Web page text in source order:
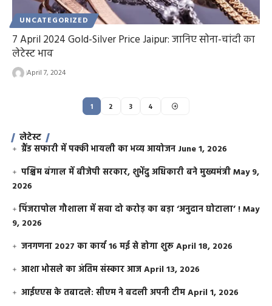
UNCATEGORIZED
7 April 2024 Gold-Silver Price Jaipur: जानिए सोना-चांदी का
लेटेस्ट भाव
April 7, 2024
1 2 3 4
लेटेस्ट
ग्रैंड सफारी में पक्की भायली का भव्य आयोजन June 1, 2026
पश्चिम बंगाल में बीजेपी सरकार, शुभेंदु अधिकारी बने मुख्यमंत्रीMay 9,
2026
​पिंजरापोल गौशाला में सवा दो करोड़ का बड़ा ‘अनुदान घोटाला’ !May
9, 2026
जनगणना 2027 का कार्य 16 मई से होगा शुरूApril 18, 2026
आशा भोसले का अंतिम संस्कार आजApril 13, 2026
आईएएस के तबादले: सीएम ने बदली अपनी टीमApril 1, 2026